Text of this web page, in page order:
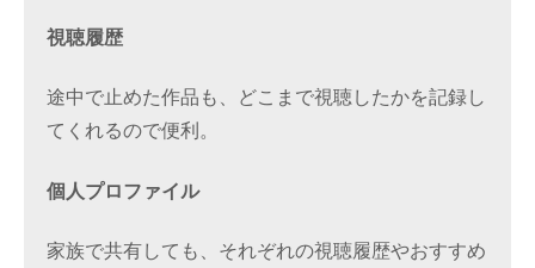
視聴履歴
途中で止めた作品も、どこまで視聴したかを記録し
てくれるので便利。
個人プロファイル
家族で共有しても、それぞれの視聴履歴やおすすめ